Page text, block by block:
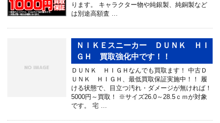
ります。 キャラクター物や純銀製、純銅製など
は別途高額査 …
ＮＩＫＥスニーカー ＤＵＮＫ ＨＩ
ＧＨ 買取強化中です！！
ＤＵＮＫ ＨＩＧＨなんでも買取ます！ 中古Ｄ
ＵＮＫ ＨＩＧＨ、最低買取保証実施中！！ 履
ける状態で、目立つ汚れ・ダメージが無ければ！
5000円～買取！ ※サイズ26.0～28.5ｃｍが対象
です。 宅 …